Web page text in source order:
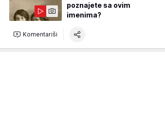
poznajete sa ovim
imenima?
Komentariši